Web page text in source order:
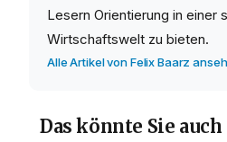
Lesern Orientierung in einer
Wirtschaftswelt zu bieten.
Alle Artikel von Felix Baarz
Das könnte Sie